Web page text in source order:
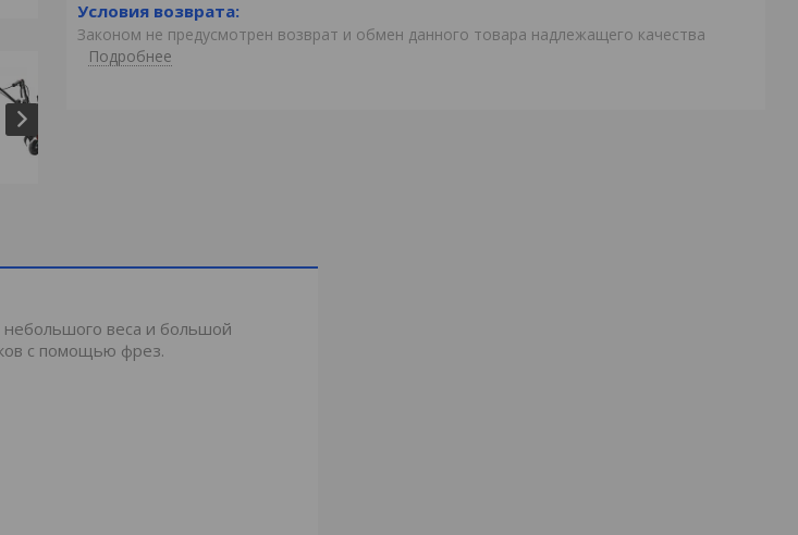
Законом не предусмотрен возврат и обмен данного товара надлежащего качества
Подробнее
небольшого веса и большой
с помощью фрез.